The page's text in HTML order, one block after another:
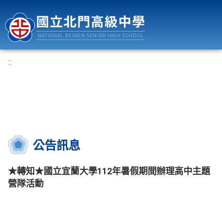
:::
公告訊息
★轉知★國立宜蘭大學112年暑假期間辦理高中主題
營隊活動